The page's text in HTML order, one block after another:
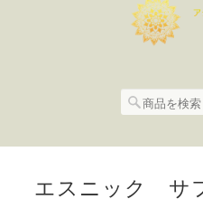
エスニック